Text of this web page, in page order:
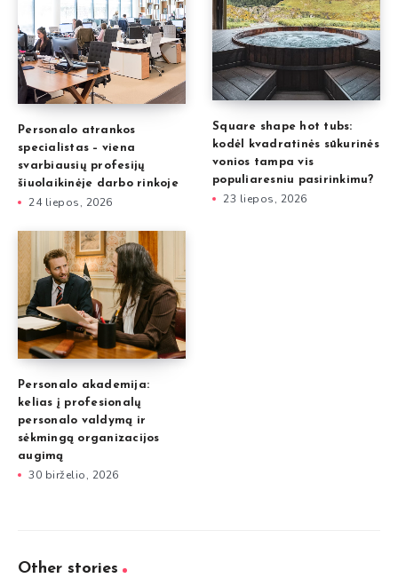
Personalo atrankos
specialistas – viena
svarbiausių profesijų
šiuolaikinėje darbo rinkoje
24 liepos, 2026
Square shape hot tubs:
kodėl kvadratinės sūkurinės
vonios tampa vis
populiaresniu pasirinkimu?
23 liepos, 2026
Personalo akademija:
kelias į profesionalų
personalo valdymą ir
sėkmingą organizacijos
augimą
30 birželio, 2026
Other stories